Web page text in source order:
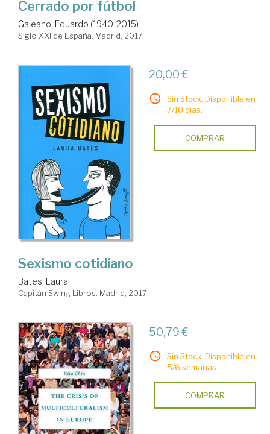
Cerrado por fútbol
Galeano, Eduardo (1940-2015)
Siglo XXI de España. Madrid, 2017
20,00 €
Sin Stock. Disponible en
7/10 días.
COMPRAR
Sexismo cotidiano
Bates, Laura
Capitán Swing Libros. Madrid, 2017
50,79 €
Sin Stock. Disponible en
5/6 semanas.
COMPRAR